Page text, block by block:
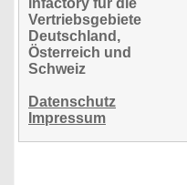
infactory für die
Vertriebsgebiete
Deutschland,
Österreich und
Schweiz
Datenschutz
Impressum